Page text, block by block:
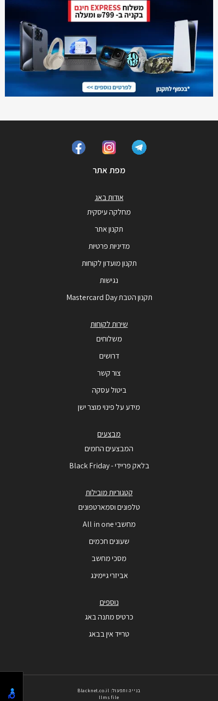
מפת אתר
אודות באג
מחלקה עיסקית
תקנון אתר
מדיניות פרטיות
תקנון מועדון לקוחות
נגישות
תקנון הטבת Mastercard Day
שירות לקוחות
משלוחים
דרושים
צור קשר
ביטול עסקה
מידע על פינוי מוצר ישן
מבצעים
המבצעים החמים
בלאק פריידי - Black Friday
קטגוריות מובילות
טלפונים וסמארטפונים
מחשבי All in one
שעונים חכמים
מסכי מחשב
אביזרי גיימינג
נוספים
כרטיס מתנה באג
טרייד אין בבאג
בנייה ותפעול: Blacknet.co.il
llms file